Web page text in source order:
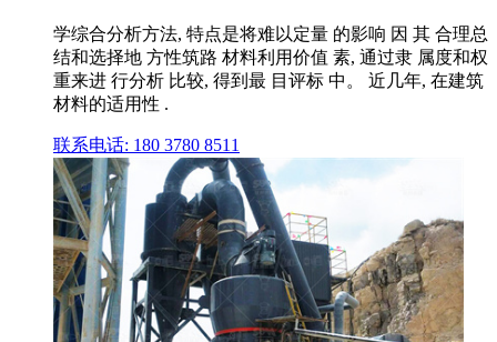
学综合分析方法, 特点是将难以定量 的影响 因 其 合理总
结和选择地 方性筑路 材料利用价值 素, 通过隶 属度和权
重来进 行分析 比较, 得到最 目评标 中。 近几年, 在建筑
材料的适用性 .
联系电话: 180 3780 8511